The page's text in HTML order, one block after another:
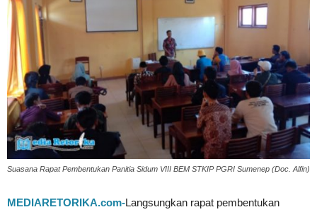
Suasana Rapat Pembentukan Panitia Sidum VIII BEM STKIP PGRI Sumenep (Doc. Alfin)
MEDIARETORIKA.com-Langsungkan rapat pembentukan